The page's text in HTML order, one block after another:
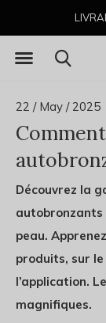
22 / May / 2025
Découvrez la
autobronzants
peau.
produits, sur
l’application.
magnifiques.